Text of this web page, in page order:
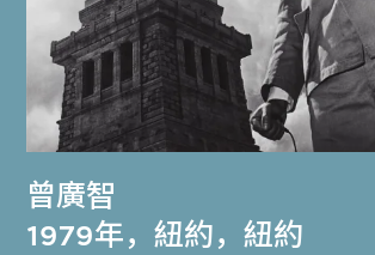
曾廣智
1979年，紐約，紐約